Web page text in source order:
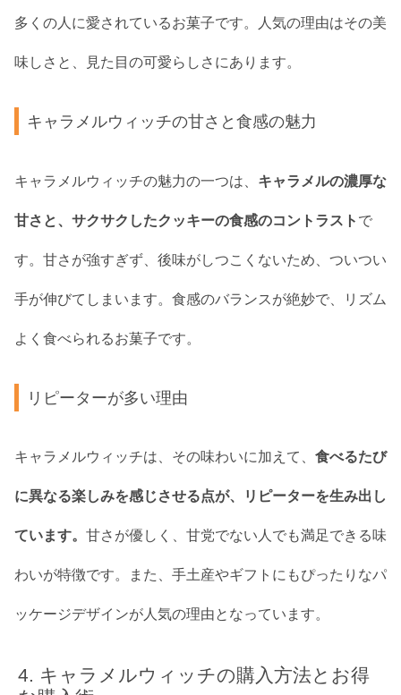
多くの人に愛されているお菓子です。人気の理由はその美
味しさと、見た目の可愛らしさにあります。
キャラメルウィッチの甘さと食感の魅力
キャラメルウィッチの魅力の一つは、 キャラメルの濃厚な
甘さと、サクサクしたクッキーの食感のコントラスト で
す。甘さが強すぎず、後味がしつこくないため、ついつい
手が伸びてしまいます。食感のバランスが絶妙で、リズム
よく食べられるお菓子です。
リピーターが多い理由
キャラメルウィッチは、その味わいに加えて、 食べるたび
に異なる楽しみを感じさせる点が、リピーターを生み出し
ています。 甘さが優しく、甘党でない人でも満足できる味
わいが特徴です。また、手土産やギフトにもぴったりなパ
ッケージデザインが人気の理由となっています。
キャラメルウィッチの購入方法とお得